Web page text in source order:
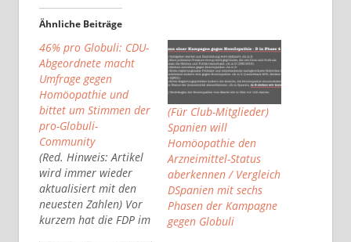
Ähnliche Beiträge
46% pro Globuli: CDU-
Abgeordnete macht
Umfrage gegen
Homöopathie und
bittet um Stimmen der
pro-Globuli-
Community
(Red. Hinweis: Artikel
wird immer wieder
aktualisiert mit den
neuesten Zahlen) Vor
kurzem hat die FDP im
(Für Club-Mitglieder)
Spanien will
Homöopathie den
Arzneimittel-Status
aberkennen / Vergleich
DSpanien mit sechs
Phasen der Kampagne
gegen Globuli